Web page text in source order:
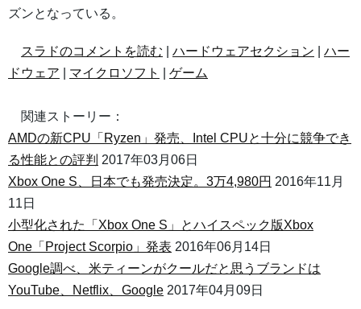
ズンとなっている。
スラドのコメントを読む ハードウェアセクション
ハー
ドウェア
マイクロソフト ゲーム
関連ストーリー：
AMDの新CPU「Ryzen」発売、Intel CPUと十分に競争でき
る性能との評判 2017年03月06日
Xbox One S、日本でも発売決定。3万4,980円 2016年11月
11日
小型化された「Xbox One S」とハイスペック版Xbox
One「Project Scorpio」発表 2016年06月14日
Google調べ、米ティーンがクールだと思うブランドは
YouTube、Netflix、Google 2017年04月09日